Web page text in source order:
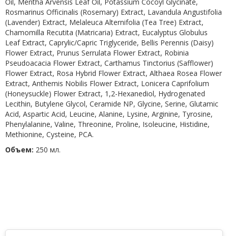
Rosmarinus Officinalis (Rosemary) Extract, Lavandula Angustifolia
(Lavender) Extract, Melaleuca Alternifolia (Tea Tree) Extract,
Chamomilla Recutita (Matricaria) Extract, Eucalyptus Globulus
Leaf Extract, Caprylic/Capric Triglyceride, Bellis Perennis (Daisy)
Flower Extract, Prunus Serrulata Flower Extract, Robinia
Pseudoacacia Flower Extract, Carthamus Tinctorius (Safflower)
Flower Extract, Rosa Hybrid Flower Extract, Althaea Rosea Flower
Extract, Anthemis Nobilis Flower Extract, Lonicera Caprifolium
(Honeysuckle) Flower Extract, 1,2-Hexanediol, Hydrogenated
Lecithin, Butylene Glycol, Ceramide NP, Glycine, Serine, Glutamic
Acid, Aspartic Acid, Leucine, Alanine, Lysine, Arginine, Tyrosine,
Phenylalanine, Valine, Threonine, Proline, Isoleucine, Histidine,
Methionine, Cysteine, PCA.
Объем: 250 мл.